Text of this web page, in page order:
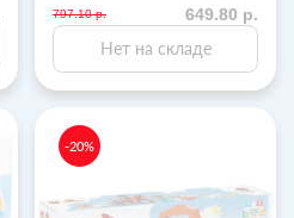
797.10 р. 649.80 р.
Нет на складе
-20%